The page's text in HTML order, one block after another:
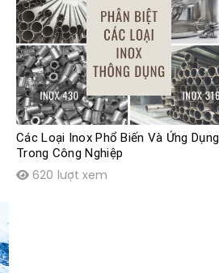
Các Loại Inox Phổ Biến Và Ứng Dụng
Trong Công Nghiệp
620 lượt xem